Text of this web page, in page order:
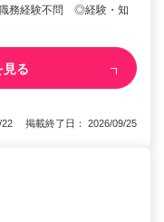
務経験不問 ◎経験・知
見る
22 掲載終了日： 2026/09/25